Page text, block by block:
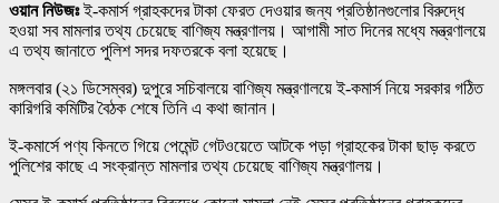
ওয়ান নিউজঃই-কমার্স গ্রাহকদের টাকা ফেরত দেওয়ার জন্য প্রতিষ্ঠানগুলোর বিরুদ্ধে
হওয়া সব মামলার তথ্য চেয়েছে বাণিজ্য মন্ত্রণালয়। আগামী সাত দিনের মধ্যে মন্ত্রণালয়ে
এ তথ্য জানাতে পুলিশ সদর দফতরকে বলা হয়েছে।
মঙ্গলবার (২১ ডিসেম্বর) দুপুরে সচিবালয়ে বাণিজ্য মন্ত্রণালয়ে ই-কমার্স নিয়ে সরকার গঠিত
কারিগরি কমিটির বৈঠক শেষে তিনি এ কথা জানান।
ই-কমার্সে পণ্য কিনতে গিয়ে পেমেন্ট গেটওয়েতে আটকে পড়া গ্রাহকের টাকা ছাড় করতে
পুলিশের কাছে এ সংক্রান্ত মামলার তথ্য চেয়েছে বাণিজ্য মন্ত্রণালয়।